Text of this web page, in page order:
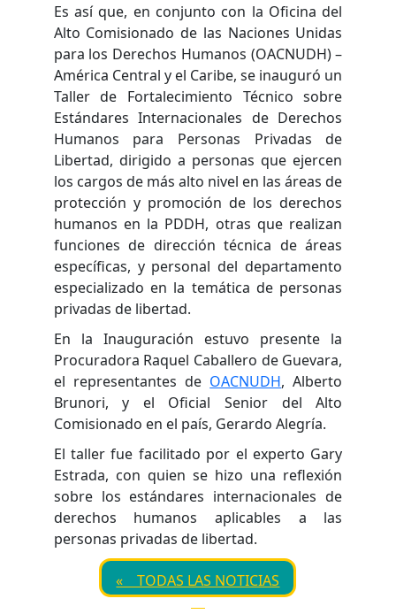
Es así que, en conjunto con la Oficina del
Alto Comisionado de las Naciones Unidas
para los Derechos Humanos (OACNUDH) –
América Central y el Caribe, se inauguró un
Taller de Fortalecimiento Técnico sobre
Estándares Internacionales de Derechos
Humanos para Personas Privadas de
Libertad, dirigido a personas que ejercen
los cargos de más alto nivel en las áreas de
protección y promoción de los derechos
humanos en la PDDH, otras que realizan
funciones de dirección técnica de áreas
específicas, y personal del departamento
especializado en la temática de personas
privadas de libertad.
En la Inauguración estuvo presente la
Procuradora Raquel Caballero de Guevara,
el representantes de OACNUDH, Alberto
Brunori, y el Oficial Senior del Alto
Comisionado en el país, Gerardo Alegría.
El taller fue facilitado por el experto Gary
Estrada, con quien se hizo una reflexión
sobre los estándares internacionales de
derechos humanos aplicables a las
personas privadas de libertad.
« TODAS LAS NOTICIAS